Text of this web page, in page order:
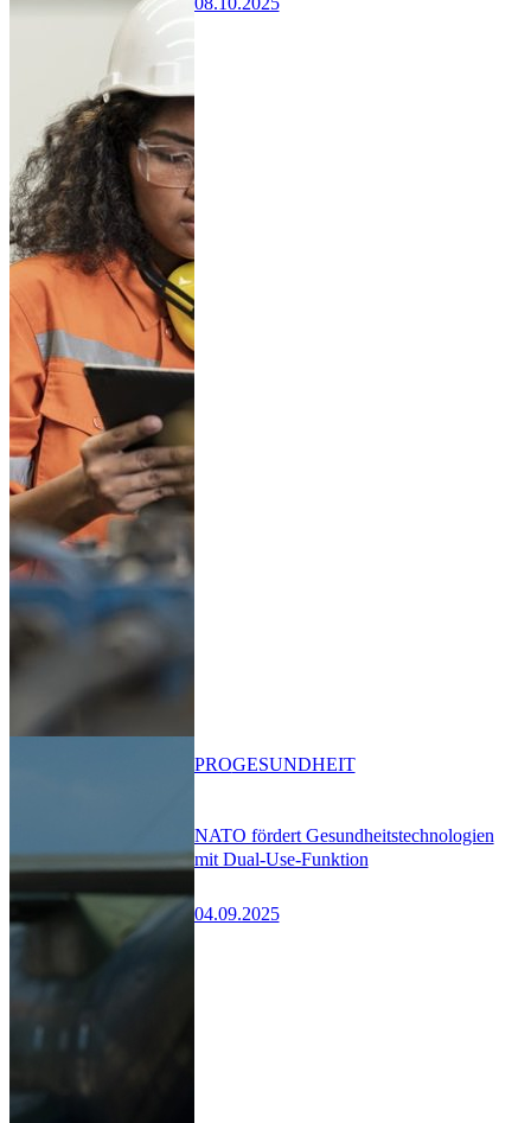
NATO fördert Gesundheitstechnologien
mit Dual-Use-Funktion
04.09.2025
PROGESUNDHEIT